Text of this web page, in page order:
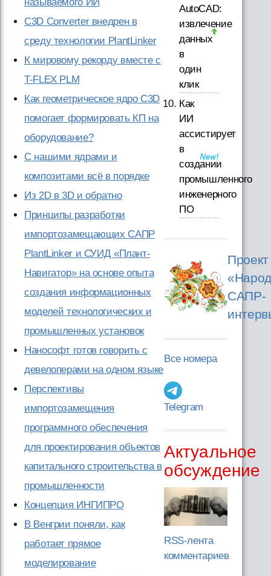
C3D Converter внедрен в
среду технологии PlantLinker
К мировому рекорду вместе с
T-FLEX PLM
Как геометрическое ядро C3D
помогает формировать КП на
оборудование?
С нашими ядрами и
композитами всё в порядке
Из 2D в 3D и обратно
Принципы разработки
импортозамещающих САПР
PlantLinker и СУИД «Плант-
Навигатор» на основе опыта
создания информационных
моделей технологических и
промышленных установок
Нанософт готов говорить с
девелоперами на одном языке
Перспективы
импортозамещения
программного обеспечения
для проектирования объектов
капитального строительства в
промышленности
Концепция ИНГИПРО
В Венгрии поняли, как
работает прямое
моделирование
AutoCAD:
извлечение
данных
в
один
клик
Как
ИИ
ассистирует
в
создании
промышленного
инженерного
ПО
Проект
САПР-
Все номера
Telegram
Актуальное
обсуждение
RSS-лента
комментариев